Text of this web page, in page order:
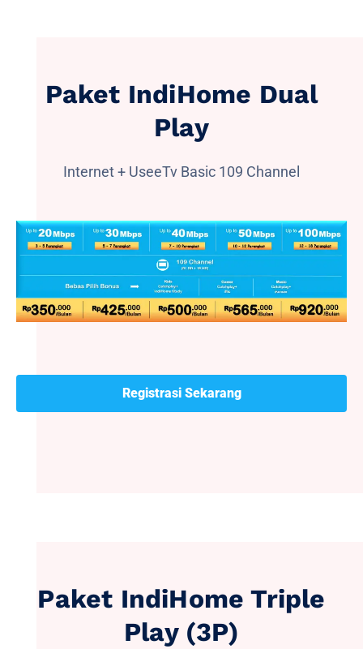
Paket IndiHome Dual
Play
Internet + UseeTv Basic 109 Channel
Registrasi Sekarang
Paket IndiHome Triple
Play (3P)